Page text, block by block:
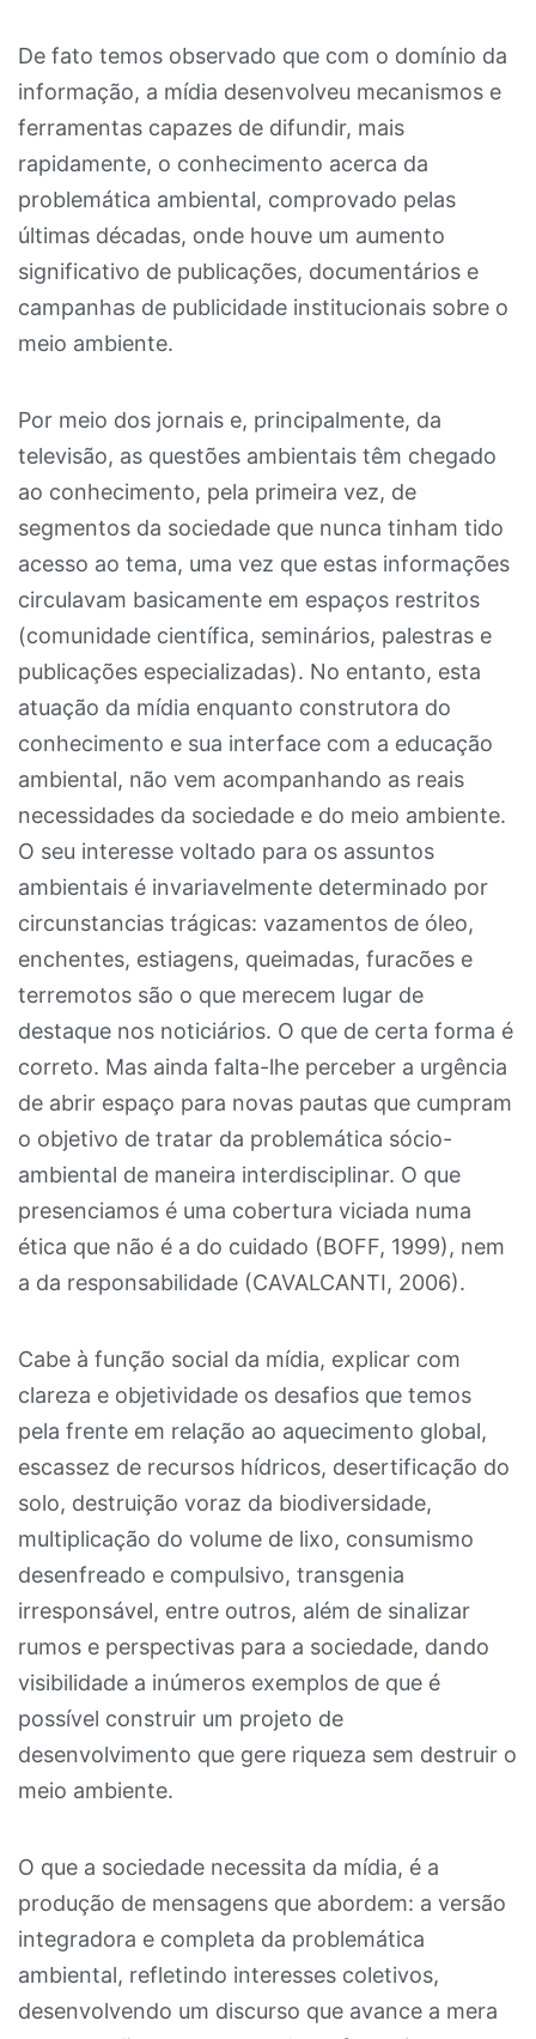
De fato temos observado que com o domínio da
informação, a mídia desenvolveu mecanismos e
ferramentas capazes de difundir, mais
rapidamente, o conhecimento acerca da
problemática ambiental, comprovado pelas
últimas décadas, onde houve um aumento
significativo de publicações, documentários e
campanhas de publicidade institucionais sobre o
meio ambiente.
Por meio dos jornais e, principalmente, da
televisão, as questões ambientais têm chegado
ao conhecimento, pela primeira vez, de
segmentos da sociedade que nunca tinham tido
acesso ao tema, uma vez que estas informações
circulavam basicamente em espaços restritos
(comunidade científica, seminários, palestras e
publicações especializadas). No entanto, esta
atuação da mídia enquanto construtora do
conhecimento e sua interface com a educação
ambiental, não vem acompanhando as reais
necessidades da sociedade e do meio ambiente.
O seu interesse voltado para os assuntos
ambientais é invariavelmente determinado por
circunstancias trágicas: vazamentos de óleo,
enchentes, estiagens, queimadas, furacões e
terremotos são o que merecem lugar de
destaque nos noticiários. O que de certa forma é
correto. Mas ainda falta-lhe perceber a urgência
de abrir espaço para novas pautas que cumpram
o objetivo de tratar da problemática sócio-
ambiental de maneira interdisciplinar. O que
presenciamos é uma cobertura viciada numa
ética que não é a do cuidado (BOFF, 1999), nem
a da responsabilidade (CAVALCANTI, 2006).
Cabe à função social da mídia, explicar com
clareza e objetividade os desafios que temos
pela frente em relação ao aquecimento global,
escassez de recursos hídricos, desertificação do
solo, destruição voraz da biodiversidade,
multiplicação do volume de lixo, consumismo
desenfreado e compulsivo, transgenia
irresponsável, entre outros, além de sinalizar
rumos e perspectivas para a sociedade, dando
visibilidade a inúmeros exemplos de que é
possível construir um projeto de
desenvolvimento que gere riqueza sem destruir o
meio ambiente.
O que a sociedade necessita da mídia, é a
produção de mensagens que abordem: a versão
integradora e completa da problemática
ambiental, refletindo interesses coletivos,
desenvolvendo um discurso que avance a mera